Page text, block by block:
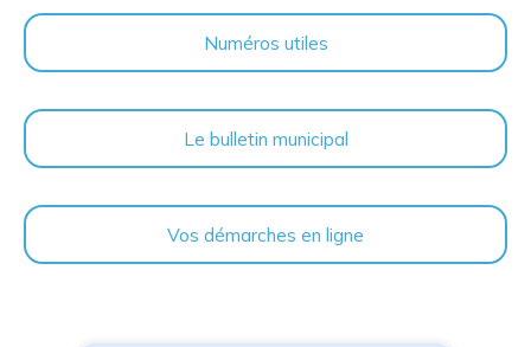
Numéros utiles
Le bulletin municipal
Vos démarches en ligne